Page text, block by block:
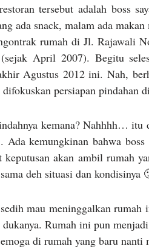
tersebut adalah boss
ada snack, malam ada
rumah di Jl. Rajawali
April 2007). Begitu
Agustus 2012 ini. Nah,
persiapan pindahan
kemana? Nahhhh… itu
kemungkinan bahwa
keputusan akan ambil rumah
deh situasi dan kondisinya
sedih mau meninggalkan
dukanya. Rumah ini pun
di rumah yang baru